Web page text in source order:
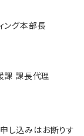
ング本部長
課 課長代理
し込みはお断りす